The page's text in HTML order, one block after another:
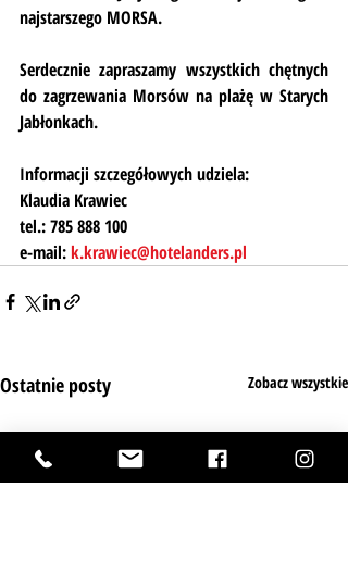
najstarszego MORSA.
Serdecznie zapraszamy wszystkich chętnych
do zagrzewania Morsów na plażę w Starych
Jabłonkach.
Informacji szczegółowych udziela:
Klaudia Krawiec
tel.: 785 888 100
e-mail: k.krawiec@hotelanders.pl
Ostatnie posty Zobacz wszystkie